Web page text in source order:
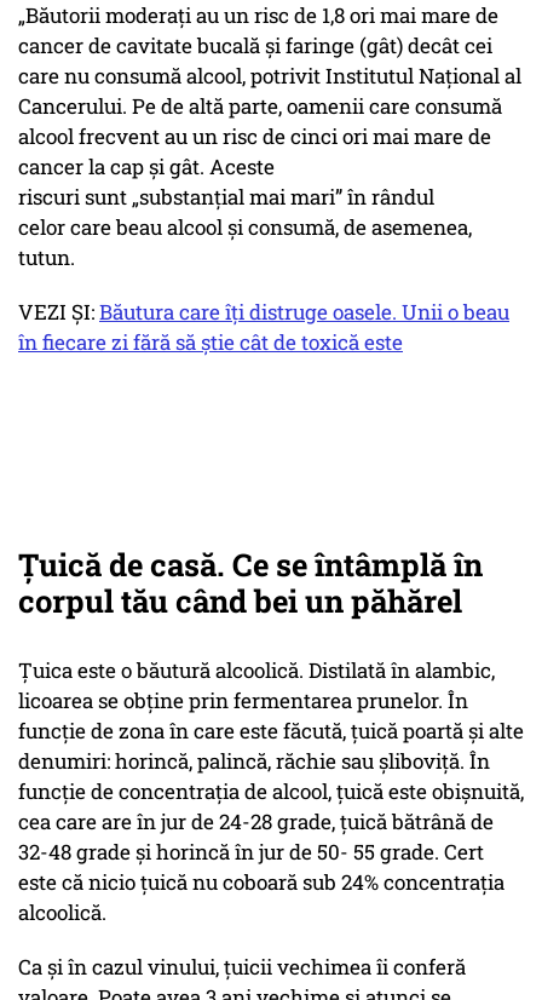
„Băutorii moderați au un risc de 1,8 ori mai mare de
cancer de cavitate bucală și faringe (gât) decât cei
care nu consumă alcool, potrivit Institutul Național al
Cancerului. Pe de altă parte, oamenii care consumă
alcool frecvent au un risc de cinci ori mai mare de
cancer la cap și gât. Aceste
riscuri sunt „substanțial mai mari” în rândul
celor care beau alcool și consumă, de asemenea,
tutun.
VEZI ȘI:Băutura care îţi distruge oasele. Unii o beau
în fiecare zi fără să știe cât de toxică este
Țuică de casă. Ce se întâmplă în
corpul tău când bei un păhărel
Țuica este o băutură alcoolică. Distilată în alambic,
licoarea se obține prin fermentarea prunelor. În
funcție de zona în care este făcută, țuică poartă și alte
denumiri: horincă, palincă, răchie sau șliboviță. În
funcție de concentrația de alcool, țuică este obișnuită,
cea care are în jur de 24-28 grade, țuică bătrână de
32-48 grade și horincă în jur de 50- 55 grade. Cert
este că nicio țuică nu coboară sub 24% concentrația
alcoolică.
Ca și în cazul vinului, țuicii vechimea îi conferă